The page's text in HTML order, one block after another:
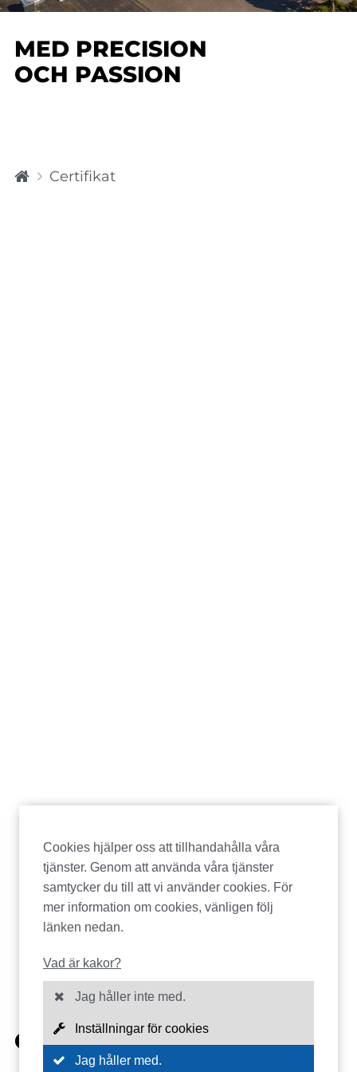
MED PRECISION
OCH PASSION
H
Certifikat
CERTIFIKAT
Cookies hjälper oss att tillhandahålla våra
tjänster. Genom att använda våra tjänster
samtycker du till att vi använder cookies. För
mer information om cookies, vänligen följ
länken nedan.
Vad är kakor?
Jag håller inte med.
Inställningar för cookies
Jag håller med.